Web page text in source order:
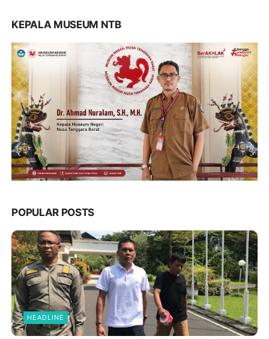
KEPALA MUSEUM NTB
POPULAR POSTS
HEADLINE